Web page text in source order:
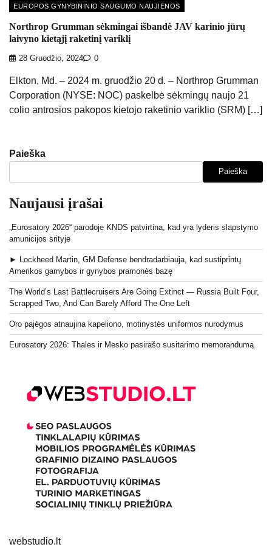
EUROPOS GYNYBININIO SAUGUMO NAUJIENOS
Northrop Grumman sėkmingai išbandė JAV karinio jūrų
laivyno kietąjį raketinį variklį
28 Gruodžio, 2024 0
Elkton, Md. – 2024 m. gruodžio 20 d. – Northrop Grumman
Corporation (NYSE: NOC) paskelbė sėkmingų naujo 21
colio antrosios pakopos kietojo raketinio variklio (SRM) […]
Paieška
Paieška
Naujausi įrašai
„Eurosatory 2026“ parodoje KNDS patvirtina, kad yra lyderis slapstymo
amunicijos srityje
► Lockheed Martin, GM Defense bendradarbiauja, kad sustiprintų
Amerikos gamybos ir gynybos pramonės bazę
The World’s Last Battlecruisers Are Going Extinct — Russia Built Four,
Scrapped Two, And Can Barely Afford The One Left
Oro pajėgos atnaujina kapeliono, motinystės uniformos nurodymus
Eurosatory 2026: Thales ir Mesko pasirašo susitarimo memorandumą
webstudio.lt